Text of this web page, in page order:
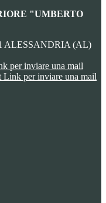
"UMBERTO
ALESSANDRIA (AL)
per inviare una mail
Link per inviare una mail